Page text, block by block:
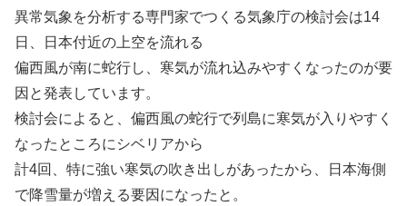
異常気象を分析する専門家でつくる気象庁の検討会は14
日、日本付近の上空を流れる
偏西風が南に蛇行し、寒気が流れ込みやすくなったのが要
因と発表しています。
検討会によると、偏西風の蛇行で列島に寒気が入りやすく
なったところにシベリアから
計4回、特に強い寒気の吹き出しがあったから、日本海側
で降雪量が増える要因になったと。